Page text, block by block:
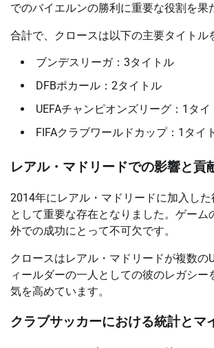
でのバイエルンの勝利に重要な役割を果
合計で、クロースは以下の主要タイトル
ブンデスリーガ：3タイトル
DFBポカール：2タイトル
UEFAチャンピオンズリーグ：1タイ
FIFAクラブワールドカップ：1タイ
レアル・マドリードでの影響と貢
2014年にレアル・マドリードに加入し
として重要な存在となりました。ゲー
外での成功にとって不可欠です。
クロースはレアル・マドリードが複数
ィールダーの一人としての彼のレガシ
気を高めています。
クラブサッカーにおける統計とマ